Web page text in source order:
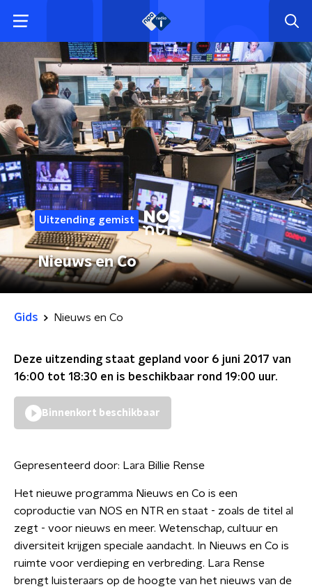
Uitzending gemist
Nieuws en Co
Gids Nieuws en Co
Deze uitzending staat gepland voor 6 juni 2017 van
16:00 tot 18:30 en is beschikbaar rond 19:00 uur.
Binnenkort beschikbaar
Gepresenteerd door: Lara Billie Rense
Het nieuwe programma Nieuws en Co is een
coproductie van NOS en NTR en staat - zoals de titel al
zegt - voor nieuws en meer. Wetenschap, cultuur en
diversiteit krijgen speciale aandacht. In Nieuws en Co is
ruimte voor verdieping en verbreding. Lara Rense
brengt luisteraars op de hoogte van het nieuws van de